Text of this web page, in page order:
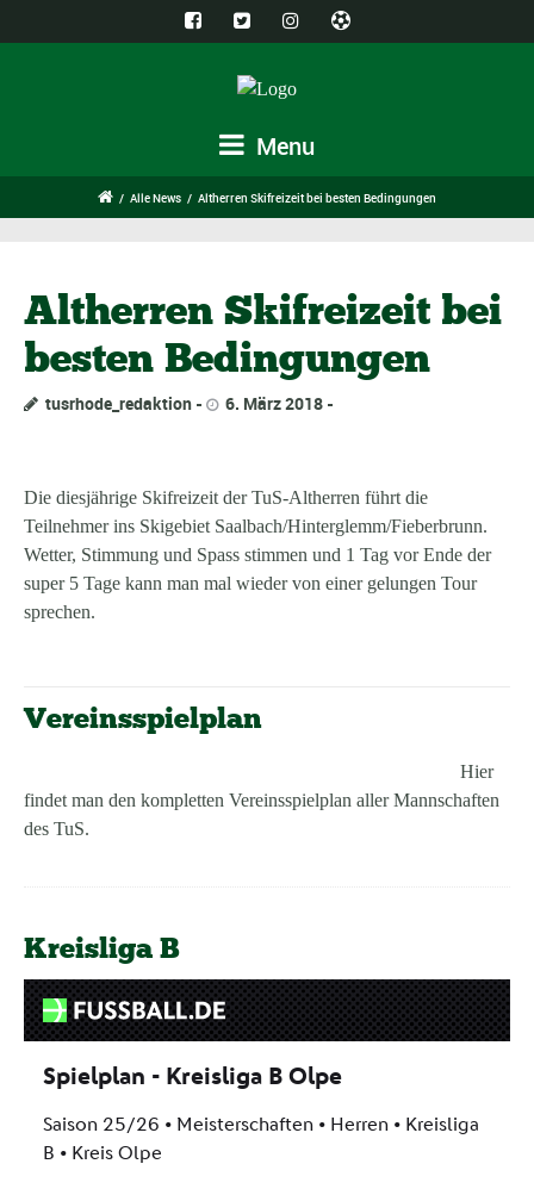
Menu
/ Alle News / Altherren Skifreizeit bei besten Bedingungen
Altherren Skifreizeit bei
besten Bedingungen
tusrhode_redaktion 6. März 2018
Die diesjährige Skifreizeit der TuS-Altherren führt die
Teilnehmer ins Skigebiet Saalbach/Hinterglemm/Fieberbrunn.
Wetter, Stimmung und Spass stimmen und 1 Tag vor Ende der
super 5 Tage kann man mal wieder von einer gelungen Tour
sprechen.
Vereinsspielplan
Hier
findet man den kompletten Vereinsspielplan aller Mannschaften
des TuS.
Kreisliga B